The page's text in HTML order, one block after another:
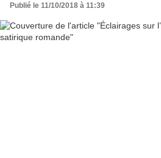
Publié le 11/10/2018 à 11:39